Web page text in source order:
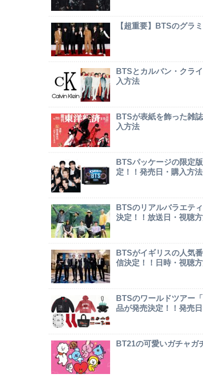
【超重要】BTSのグラ
BTSとカルバン・クラ
入方法
BTSが表紙を飾った雑
入方法
BTSパッケージの限定
定！！発売日・購入方法
BTSのリアルバラエテ
決定！！放送日・視聴
BTSがイギリスの人気
信決定！！日時・視聴
BTSのワールドツアー
品が発売決定！！発売
BT21の可愛いガチャガ